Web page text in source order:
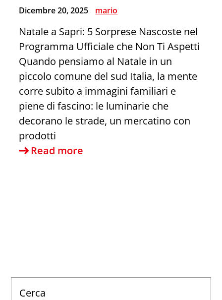
Dicembre 20, 2025 mario
Natale a Sapri: 5 Sorprese Nascoste nel
Programma Ufficiale che Non Ti Aspetti
Quando pensiamo al Natale in un
piccolo comune del sud Italia, la mente
corre subito a immagini familiari e
piene di fascino: le luminarie che
decorano le strade, un mercatino con
prodotti
Read more
Cerca